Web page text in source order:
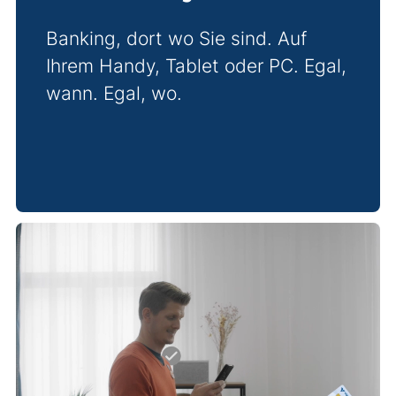
Banking, dort wo Sie sind. Auf
Ihrem Handy, Tablet oder PC. Egal,
wann. Egal, wo.